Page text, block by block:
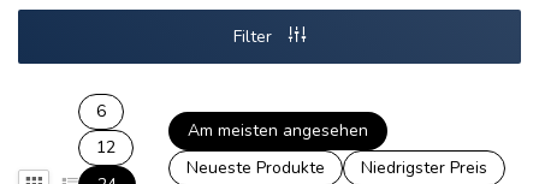
Filter
6
12
Am meisten angesehen
Neueste Produkte
Niedrigster Preis